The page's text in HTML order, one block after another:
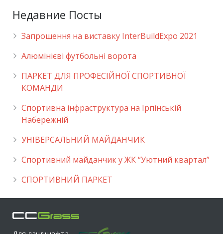
Недавние Посты
Запрошення на виставку InterBuildExpo 2021
Алюмінієві футбольні ворота
ПАРКЕТ ДЛЯ ПРОФЕСІЙНОЇ СПОРТИВНОЇ
КОМАНДИ
Спортивна інфраструктура на Ірпінській
Набережній
УНІВЕРСАЛЬНИЙ МАЙДАНЧИК
Cпортивний майданчик у ЖК “Уютний квартал”
СПОРТИВНИЙ ПАРКЕТ